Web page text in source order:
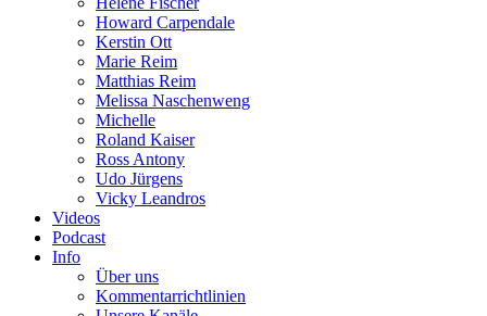
Howard Carpendale
Kerstin Ott
Marie Reim
Matthias Reim
Melissa Naschenweng
Michelle
Roland Kaiser
Ross Antony
Udo Jürgens
Vicky Leandros
Videos
Podcast
Info
Über uns
Kommentarrichtlinien